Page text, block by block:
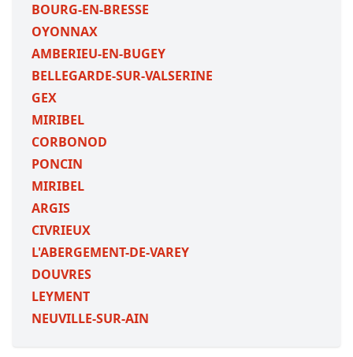
BOURG-EN-BRESSE
OYONNAX
AMBERIEU-EN-BUGEY
BELLEGARDE-SUR-VALSERINE
GEX
MIRIBEL
CORBONOD
PONCIN
MIRIBEL
ARGIS
CIVRIEUX
L'ABERGEMENT-DE-VAREY
DOUVRES
LEYMENT
NEUVILLE-SUR-AIN